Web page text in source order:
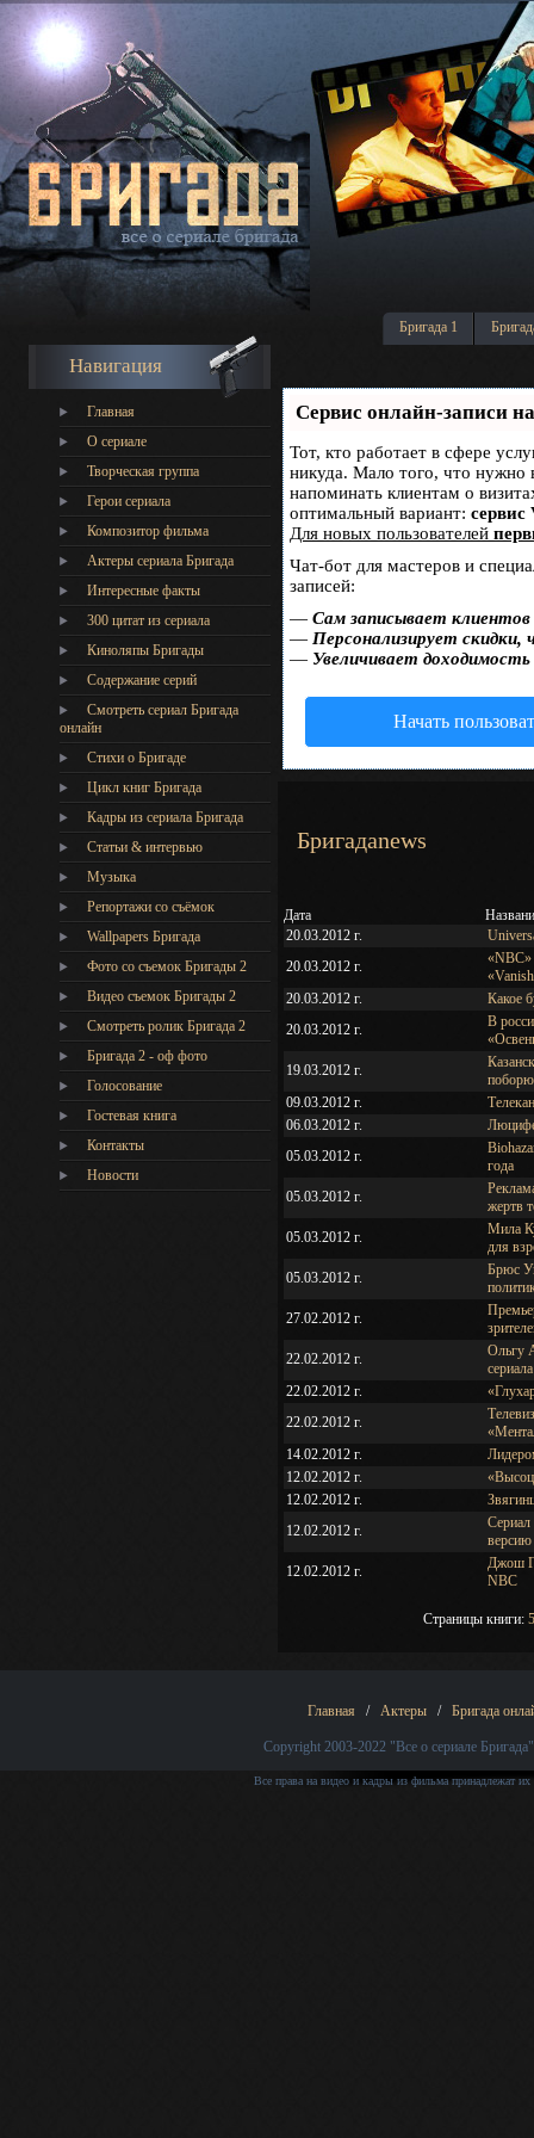
Бригада 1
Навигация
Главная
О сериале
Творческая группа
Герои сериала
Композитор фильма
Актеры сериала Бригада
Интересные факты
300 цитат из сериала
Киноляпы Бригады
Содержание серий
Смотреть сериал Бригада
онлайн
Стихи о Бригаде
Цикл книг Бригада
Кадры из сериала Бригада
Статьи & интервью
Музыка
Репортажи со съёмок
Wallpapers Бригада
Фото со съемок Бригады 2
Видео съемок Бригады 2
Cмотреть ролик Бригада 2
Бригада 2 - оф фото
Голосование
Гостевая книга
Контакты
Новости
Сервис онлайн-записи
Тот, кто работает в сфере
никуда. Мало того, что нужно
напоминать клиентам о
оптимальный вариант: сервис
Для новых пользователей
Чат-бот для мастеров и
записей:
— Сам записывает
— Персонализирует скидки,
— Увеличивает
Начать
Бригадаnews
Дата
20.03.2012 г.
20.03.2012 г.
«NBC»
20.03.2012 г.
Какое
20.03.2012 г.
В
19.03.2012 г.
09.03.2012 г.
06.03.2012 г.
05.03.2012 г.
года
05.03.2012 г.
жертв
05.03.2012 г.
Мила
для
05.03.2012 г.
Брюс
27.02.2012 г.
22.02.2012 г.
Ольгу
сериала
22.02.2012 г.
22.02.2012 г.
14.02.2012 г.
12.02.2012 г.
12.02.2012 г.
12.02.2012 г.
Сериал
версию
12.02.2012 г.
Джош
NBC
Страницы книги:
Главная / Актеры / Бригада
Copyright 2003-2022 "Все о сериале Бригада"
Все права на видео и кадры из фильма принадлежат